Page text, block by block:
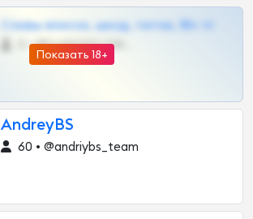
Показать 18+
Сливы вписок, шкод, теток, 18+ тг
0 •
AndreyBS
60 • @andriybs_team